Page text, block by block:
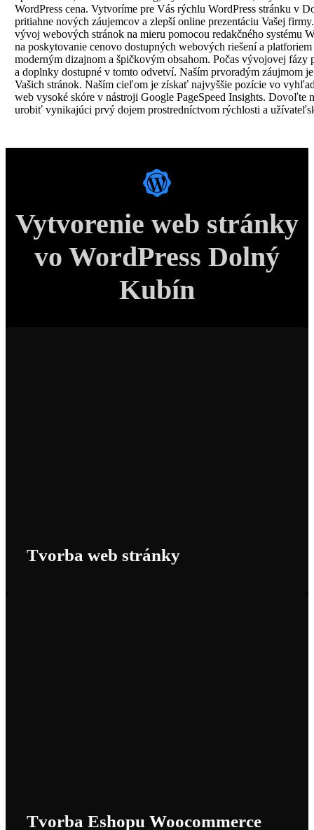
Vytvorenie web stránky
vo WordPress Dolný
Kubín
Tvorba web stránky
Tvorba Eshopu Woocommerce